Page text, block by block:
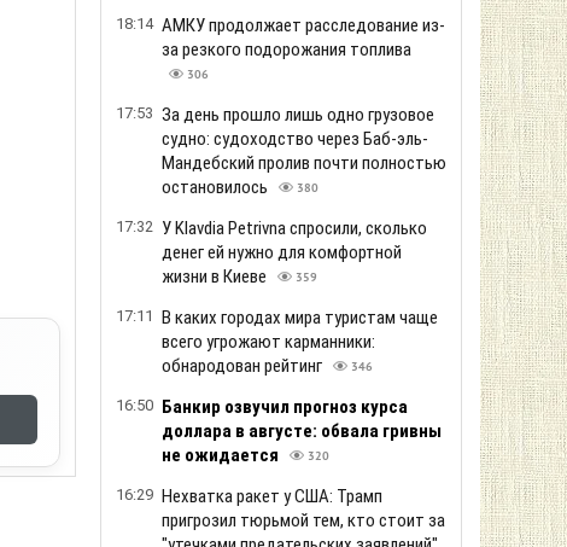
18:14 АМКУ продолжает расследование из-
за резкого подорожания топлива
306
17:53 За день прошло лишь одно грузовое
судно: судоходство через Баб-эль-
Мандебский пролив почти полностью
остановилось
380
17:32 У Klavdia Petrivna спросили, сколько
денег ей нужно для комфортной
жизни в Киеве
359
17:11 В каких городах мира туристам чаще
всего угрожают карманники:
обнародован рейтинг
346
16:50 Банкир озвучил прогноз курса
доллара в августе: обвала гривны
не ожидается
320
16:29 Нехватка ракет у США: Трамп
пригрозил тюрьмой тем, кто стоит за